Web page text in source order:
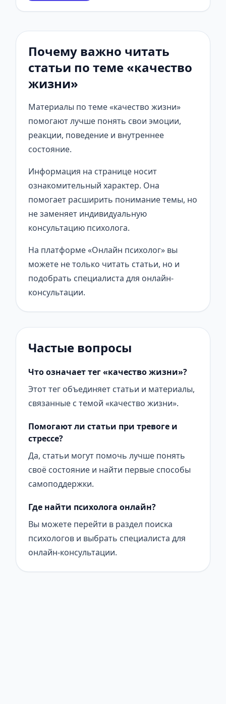
Почему важно читать
статьи по теме «качество
жизни»
Материалы по теме «качество жизни»
помогают лучше понять свои эмоции,
реакции, поведение и внутреннее
состояние.
Информация на странице носит
ознакомительный характер. Она
помогает расширить понимание темы, но
не заменяет индивидуальную
консультацию психолога.
На платформе «Онлайн психолог» вы
можете не только читать статьи, но и
подобрать специалиста для онлайн-
консультации.
Частые вопросы
Что означает тег «качество жизни»?
Этот тег объединяет статьи и материалы,
связанные с темой «качество жизни».
Помогают ли статьи при тревоге и
стрессе?
Да, статьи могут помочь лучше понять
своё состояние и найти первые способы
самоподдержки.
Где найти психолога онлайн?
Вы можете перейти в раздел поиска
психологов и выбрать специалиста для
онлайн-консультации.